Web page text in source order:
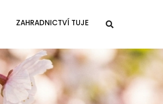
ZAHRADNICTVÍ TUJE